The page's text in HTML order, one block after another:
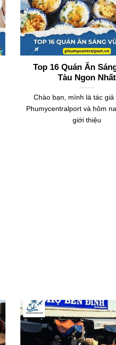
Top 16 Quán Ăn
Tàu Ngon Nhất
Chào bạn, mình là tác giả
Phumycentralport và hôm
giới thiệu